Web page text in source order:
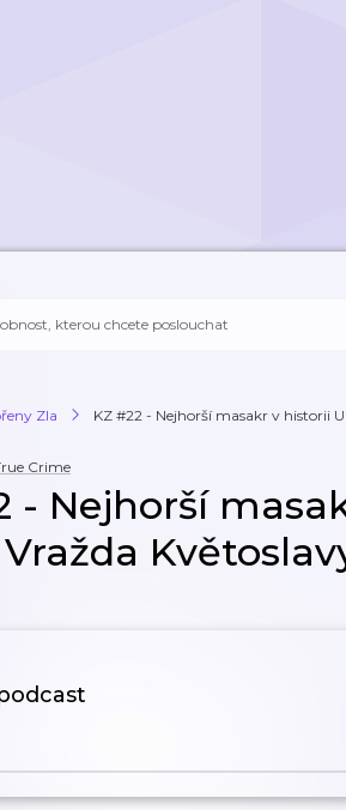
Zla KZ #22 - Nejhorší masakr v historii
Crime
- Nejhorší
Vražda